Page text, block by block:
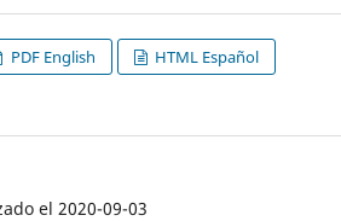
PDF English
HTML Español
el 2020-09-03